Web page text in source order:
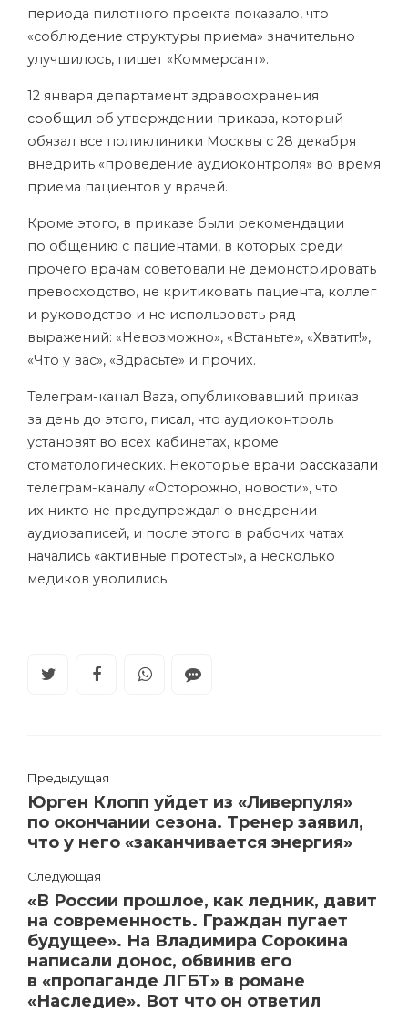
периода пилотного проекта показало, что
«соблюдение структуры приема» значительно
улучшилось, пишет «Коммерсант».
12 января департамент здравоохранения
сообщил об утверждении приказа, который
обязал все поликлиники Москвы с 28 декабря
внедрить «проведение аудиоконтроля» во время
приема пациентов у врачей.
Кроме этого, в приказе были рекомендации
по общению с пациентами, в которых среди
прочего врачам советовали не демонстрировать
превосходство, не критиковать пациента, коллег
и руководство и не использовать ряд
выражений: «Невозможно», «Встаньте», «Хватит!»,
«Что у вас», «Здрасьте» и прочих.
Телеграм-канал Baza, опубликовавший приказ
за день до этого, писал, что аудиоконтроль
установят во всех кабинетах, кроме
стоматологических. Некоторые врачи рассказали
телеграм-каналу «Осторожно, новости», что
их никто не предупреждал о внедрении
аудиозаписей, и после этого в рабочих чатах
начались «активные протесты», а несколько
медиков уволились.
Предыдущая
Юрген Клопп уйдет из «Ливерпуля»
по окончании сезона. Тренер заявил,
что у него «заканчивается энергия»
Следующая
«В России прошлое, как ледник, давит
на современность. Граждан пугает
будущее». На Владимира Сорокина
написали донос, обвинив его
в «пропаганде ЛГБТ» в романе
«Наследие». Вот что он ответил